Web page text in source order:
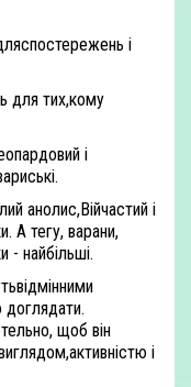
і
для тих,кому
і
анолис,Війчастий і
А тегу, варани,
- найбільші.
щоб він
і